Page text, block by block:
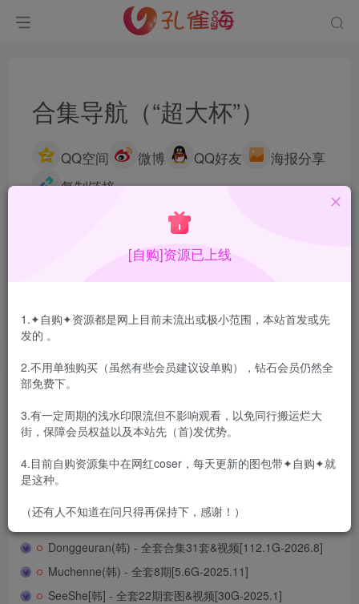
合集导航（“超大杯”）
QQ空间 微博 QQ好友
海报分享
复制链接
(1/2)永久发布&备用网址点这：kongque.org
(2/2)每日凌晨0-2点主动查失效补链(点我演示)，失效不超
WXY(韩) - 全套合集6期[3G-2024.9新发]
KiSiA(韩) - 全套20期[7G-2024.9]
BUNNY(韩) – 全套27期[38.2G-2026.8]
Donggeuran(韩) - 全套合集31套&视频[112.1G-2026.8]
Muchenne(韩) - 全套8期[5.6G-2025.11]
SeeShe[韩] - 全套22期套图&视频[30G-2025.1]
[自购]资源已上线
1.✦自购✦资源都是网上目前未流出或极小范围，本站首发或先
发的 。
2.不用单独购买（虽然有些会员建议设单购），钻石会员仍然全
部免费下。
3.有一定周期的浅水印限流但不影响观看，以免同行搬运烂大
街，保障会员权益以及本站先（首)发优势。
4.目前自购资源集中在网红coser，每天更新的图包带✦自购✦就
是这种。
（还有人不知道在问只得再保持下，感谢！）